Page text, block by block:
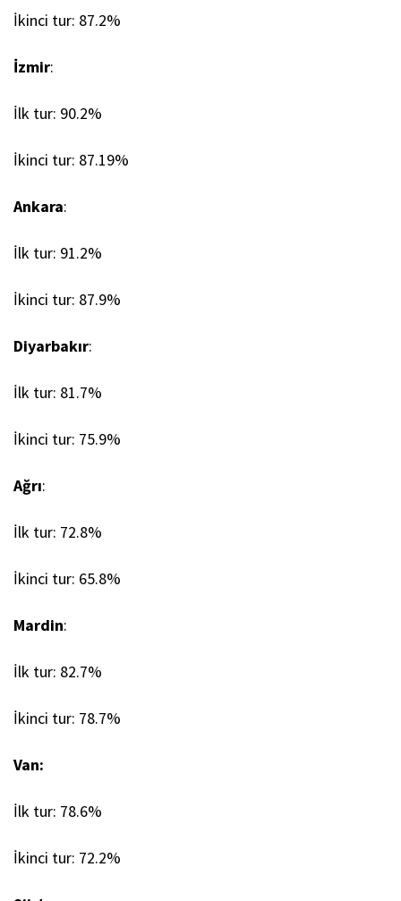
İkinci tur: 87.2%
İzmir:
İlk tur: 90.2%
İkinci tur: 87.19%
Ankara:
İlk tur: 91.2%
İkinci tur: 87.9%
Diyarbakır:
İlk tur: 81.7%
İkinci tur: 75.9%
Ağrı:
İlk tur: 72.8%
İkinci tur: 65.8%
Mardin:
İlk tur: 82.7%
İkinci tur: 78.7%
Van:
İlk tur: 78.6%
İkinci tur: 72.2%